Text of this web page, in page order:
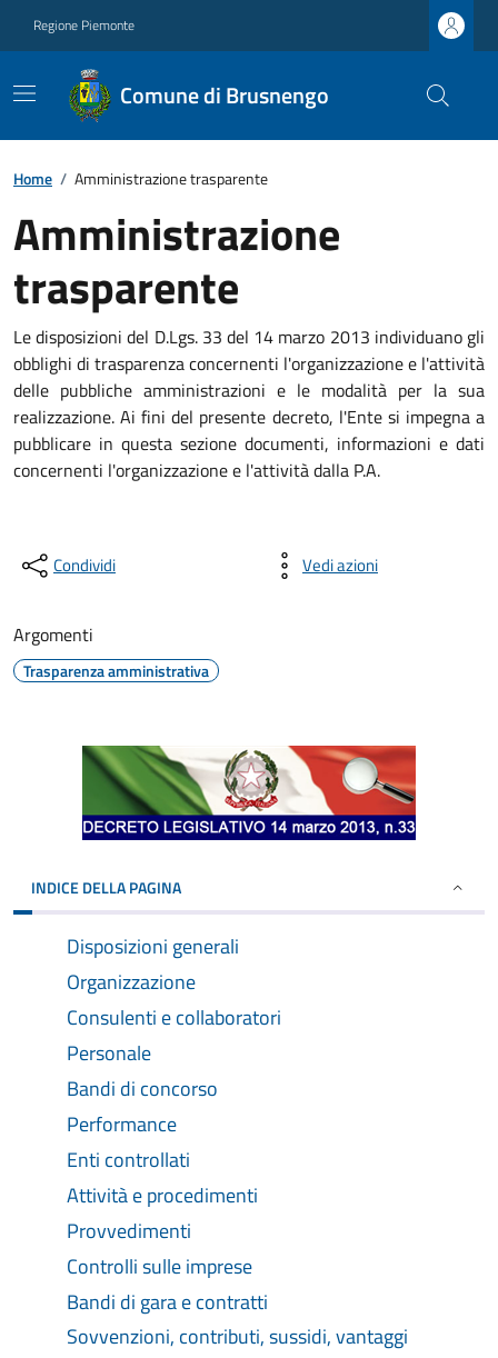
Regione Piemonte
Comune di Brusnengo
Home / Amministrazione trasparente
Amministrazione
trasparente
Le disposizioni del D.Lgs. 33 del 14 marzo 2013 individuano gli
obblighi di trasparenza concernenti l'organizzazione e l'attività
delle pubbliche amministrazioni e le modalità per la sua
realizzazione. Ai fini del presente decreto, l'Ente si impegna a
pubblicare in questa sezione documenti, informazioni e dati
concernenti l'organizzazione e l'attività dalla P.A.
Condividi Vedi azioni
Argomenti
Trasparenza amministrativa
INDICE DELLA PAGINA
Disposizioni generali
Organizzazione
Consulenti e collaboratori
Personale
Bandi di concorso
Performance
Enti controllati
Attività e procedimenti
Provvedimenti
Controlli sulle imprese
Bandi di gara e contratti
Sovvenzioni, contributi, sussidi, vantaggi